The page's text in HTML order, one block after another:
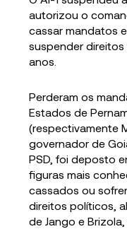
autorizou o
cassar mandatos
suspender
anos.
Perderam os
Estados de
(respectivamente
governador de
PSD, foi deposto
figuras mais
cassados ou
direitos políticos,
de Jango e